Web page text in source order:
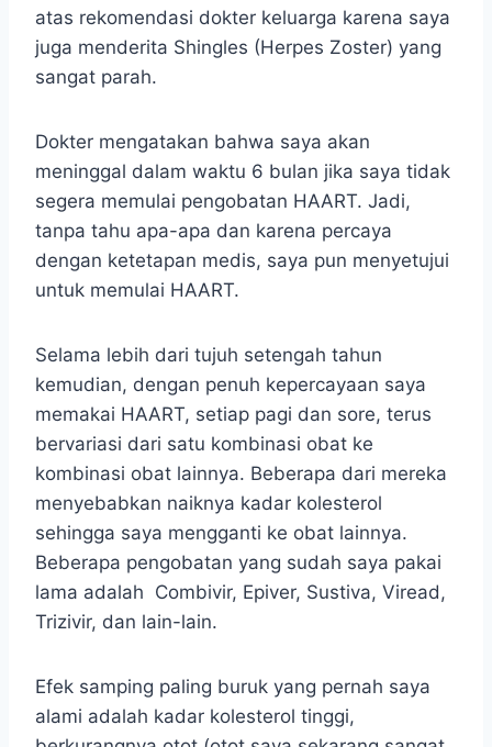
atas rekomendasi dokter keluarga karena saya
juga menderita Shingles (Herpes Zoster) yang
sangat parah.
Dokter mengatakan bahwa saya akan
meninggal dalam waktu 6 bulan jika saya tidak
segera memulai pengobatan HAART. Jadi,
tanpa tahu apa-apa dan karena percaya
dengan ketetapan medis, saya pun menyetujui
untuk memulai HAART.
Selama lebih dari tujuh setengah tahun
kemudian, dengan penuh kepercayaan saya
memakai HAART, setiap pagi dan sore, terus
bervariasi dari satu kombinasi obat ke
kombinasi obat lainnya. Beberapa dari mereka
menyebabkan naiknya kadar kolesterol
sehingga saya mengganti ke obat lainnya.
Beberapa pengobatan yang sudah saya pakai
lama adalah Combivir, Epiver, Sustiva, Viread,
Trizivir, dan lain-lain.
Efek samping paling buruk yang pernah saya
alami adalah kadar kolesterol tinggi,